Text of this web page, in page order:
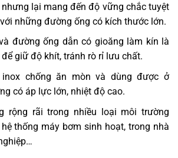
lại mang đến độ vững chắc tuyệt
những đường ống có kích thước lớn.
đường ống dẫn có gioăng làm kín là
để giữ độ khít, tránh rò rỉ lưu chất.
chống ăn mòn và dùng được ở
có áp lực lớn, nhiệt độ cao.
rộng rãi trong nhiều loại môi trường
thống máy bơm sinh hoạt, trong nhà